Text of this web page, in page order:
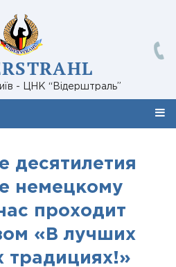
- ЦНК “Відерштраль”
десятилетия
немецкому
проходит
«В лучших
традициях!»